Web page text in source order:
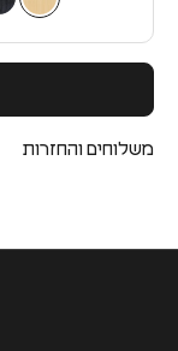
עץ
משלוחים והחזרות